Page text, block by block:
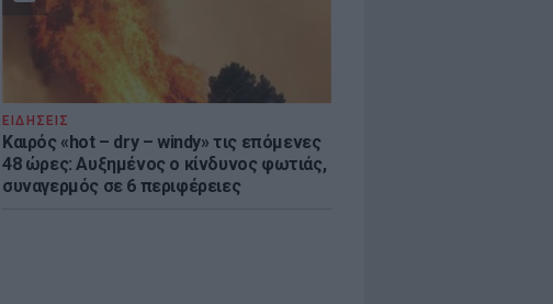
ΕΙΔΗΣΕΙΣ
Καιρός «hot – dry – windy» τις επόμενες
48 ώρες: Αυξημένος ο κίνδυνος φωτιάς,
συναγερμός σε 6 περιφέρειες